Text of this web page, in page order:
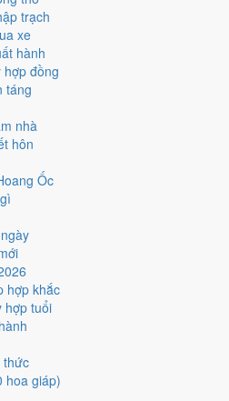
trạch
xe
hành
hợp đồng
táng
nhà
hôn
Ốc
hợp khắc
hợp tuổi
thức
hoa giáp)
tuổi
10cho việc trọng đại. Có
tốt hay xấu
trung bình cho 7 việc chính: cao nhất là
Sao Tư Mệnh hoàng đạo nên